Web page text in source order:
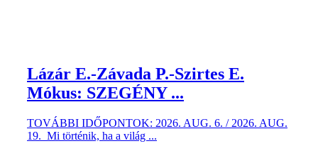
Lázár E.-Závada P.-Szirtes E.
Mókus: SZEGÉNY ...
TOVÁBBI IDŐPONTOK: 2026. AUG. 6. / 2026. AUG.
19. Mi történik, ha a világ ...